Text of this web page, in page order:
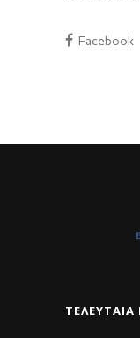
Facebook
ΤΕΛΕΥΤΑΊΑ